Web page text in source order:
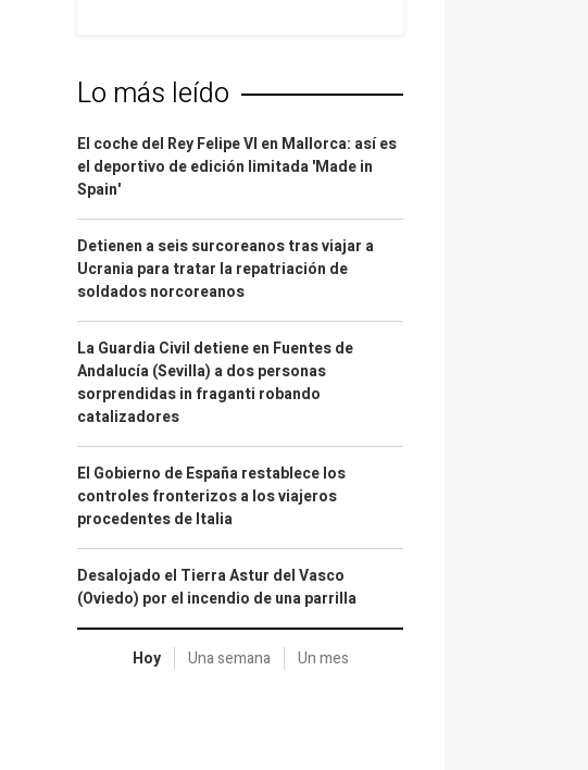
Lo más leído
El coche del Rey Felipe VI en Mallorca: así es
el deportivo de edición limitada 'Made in
Spain'
Detienen a seis surcoreanos tras viajar a
Ucrania para tratar la repatriación de
soldados norcoreanos
La Guardia Civil detiene en Fuentes de
Andalucía (Sevilla) a dos personas
sorprendidas in fraganti robando
catalizadores
El Gobierno de España restablece los
controles fronterizos a los viajeros
procedentes de Italia
Desalojado el Tierra Astur del Vasco
(Oviedo) por el incendio de una parrilla
Hoy Una semana Un mes